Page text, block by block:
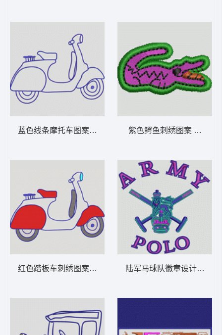
蓝色线条摩托车图案 卡通童装章标贴布
红色踏板车刺绣图案 卡通童装章标贴布
紫色鳄鱼刺绣
陆军马球队